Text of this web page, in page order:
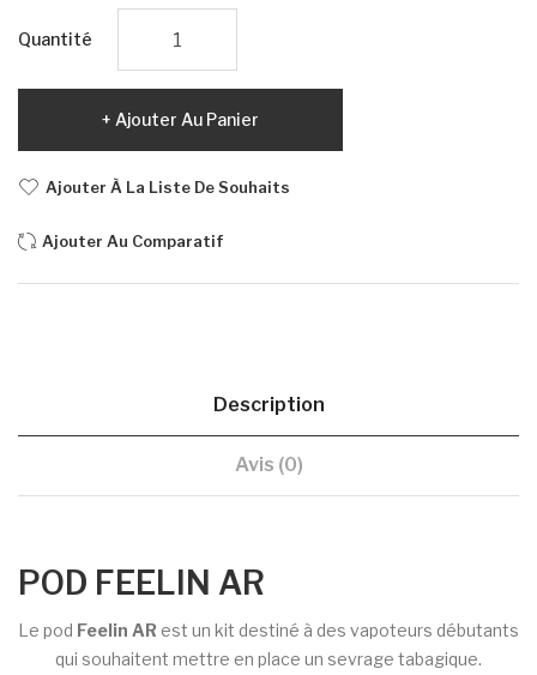
Quantité
Ajouter Au Panier
Ajouter À La Liste De Souhaits
Ajouter Au Comparatif
Description
Avis (0)
POD FEELIN AR
Le pod Feelin AR est un kit destiné à des vapoteurs débutants
qui souhaitent mettre en place un sevrage tabagique.